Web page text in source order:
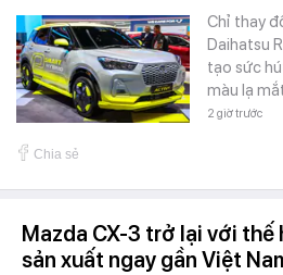
Chỉ thay
Daihatsu
tạo sức
màu lạ
2 giờ trước
Chia sẻ
Mazda CX-3 trở lại với thế
sản xuất ngay gần Việt